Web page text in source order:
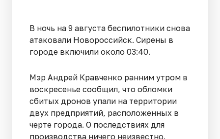
В ночь на 9 августа беспилотники снова
атаковали Новороссийск. Сирены в
городе включили около 03:40.
Мэр Андрей Кравченко ранним утром в
воскресенье сообщил, что обломки
сбитых дронов упали на территории
двух предприятий, расположенных в
черте города. О последствиях для
производства ничего неизвестно.